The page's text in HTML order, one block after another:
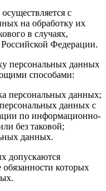
с
на обработку их
в случаях,
Федерации.
персональных данных
способами:
персональных данных;
данных с
по информационно-
без таковой;
данных.
допускаются
которых